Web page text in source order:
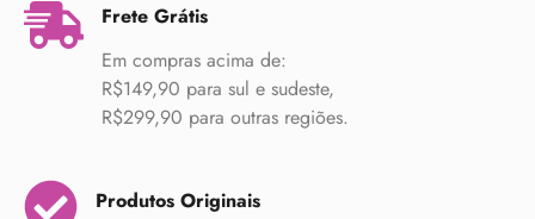
Frete Grátis
Em compras acima de:
R$149,90 para sul e sudeste,
R$299,90 para outras regiões.
Produtos Originais